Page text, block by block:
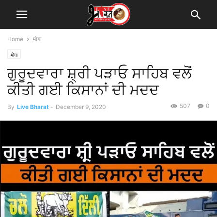
Home मोगा
मोगा
ਗੁਰੂਦਵਾਰਾ ਸ਼੍ਰੀ ਪੜਾਓ ਸਾਹਿਬ ਵਲੋਂ
ਕੀਤੀ ਗਈ ਕਿਸਾਨਾਂ ਦੀ ਮਦਦ
By Live Bharat - December 9, 2020 0
507